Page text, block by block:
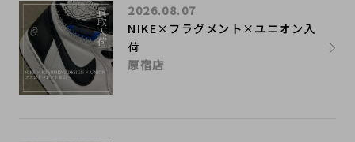
NIKE×フラグメント×ユニオン入
荷
2026.08.07
原宿店